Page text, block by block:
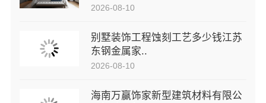
2026-08-10
别墅装饰工程蚀刻工艺多少钱江苏
东钢金属家..
2026-08-10
海南万赢饰家新型建筑材料有限公